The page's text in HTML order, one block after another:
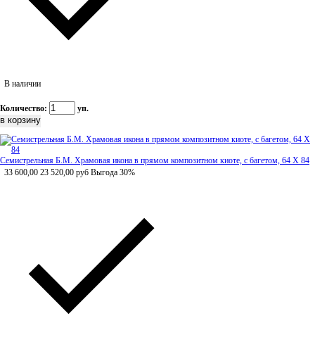
В наличии
Количество: уп.
Семистрельная Б.М. Храмовая икона в прямом композитном киоте, с багетом, 64 Х 84
33 600,00 23 520,00 руб Выгода 30%